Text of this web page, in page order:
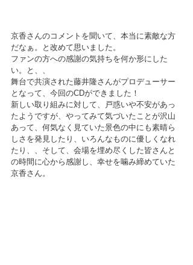
京香さんのコメントを聞いて、本当に素敵な方
だなぁ。と改めて思いました。
ファンの方への感謝の気持ちを何か形にした
い。と、、
舞台で共演された藤井隆さんがプロデューサー
となって、今回のCDができました！
新しい取り組みに対して、戸惑いや不安があっ
たようですが、やってみて気づいたことが沢山
あって、何気なく見ていた景色の中にも素晴ら
しさを発見したり、いろんなものに優しくなれ
たり、、そして、会場を埋め尽くした皆さんと
の時間に心から感謝し、幸せを噛み締めていた
京香さん。